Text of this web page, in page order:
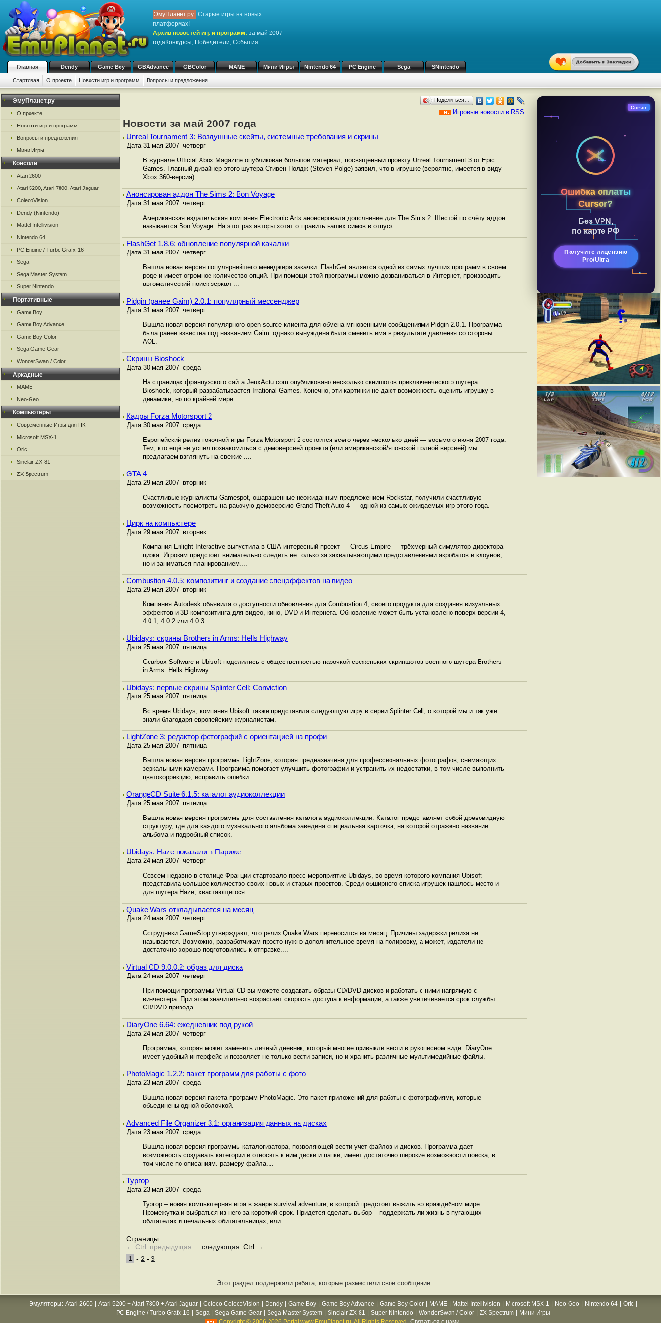
ЭмуПланет.ру: Старые игры на новых
платформах!
Архив новостей игр и программ: за май 2007
годаКонкурсы, Победители, События
Главная Dendy Game Boy GBAdvance GBColor MAME Мини Игры Nintendo 64 PC Engine Sega SNintendo
Стартовая О проекте Новости игр и программ Вопросы и предложения
ЭмуПланет.ру
О проекте
Новости игр и программ
Вопросы и предложения
Мини Игры
Консоли
Atari 2600
Atari 5200, Atari 7800, Atari Jaguar
ColecoVision
Dendy (Nintendo)
Mattel Intellivision
Nintendo 64
PC Engine / Turbo Grafx-16
Sega
Sega Master System
Super Nintendo
Портативные
Game Boy
Game Boy Advance
Game Boy Color
Sega Game Gear
WonderSwan / Color
Аркадные
MAME
Neo-Geo
Компьютеры
Современные Игры для ПК
Microsoft MSX-1
Oric
Sinclair ZX-81
ZX Spectrum
Поделиться…
Игровые новости в RSS
Новости за май 2007 года
Unreal Tournament 3: Воздушные скейты, системные требования и скрины
Дата 31 мая 2007, четверг
В журнале Official Xbox Magazine опубликован большой материал, посвящённый проекту Unreal Tournament 3 от Epic
Games. Главный дизайнер этого шутера Стивен Полдж (Steven Polge) заявил, что в игрушке (вероятно, имеется в виду
Xbox 360-версия) .....
Анонсирован аддон The Sims 2: Bon Voyage
Дата 31 мая 2007, четверг
Американская издательская компания Electronic Arts анонсировала дополнение для The Sims 2. Шестой по счёту аддон
называется Bon Voyage. На этот раз авторы хотят отправить наших симов в отпуск.
FlashGet 1.8.6: обновление популярной качалки
Дата 31 мая 2007, четверг
Вышла новая версия популярнейшего менеджера закачки. FlashGet является одной из самых лучших программ в своем
роде и имеет огромное количество опций. При помощи этой программы можно дозваниваться в Интернет, производить
автоматический поиск зеркал ....
Pidgin (ранее Gaim) 2.0.1: популярный мессенджер
Дата 31 мая 2007, четверг
Вышла новая версия популярного open source клиента для обмена мгновенными сообщениями Pidgin 2.0.1. Программа
была ранее известна под названием Gaim, однако вынуждена была сменить имя в результате давления со стороны
AOL.
Скрины Bioshock
Дата 30 мая 2007, среда
На страницах французского сайта JeuxActu.com опубликовано несколько скнишотов приключенческого шутера
Bioshock, который разрабатывается Irrational Games. Конечно, эти картинки не дают возможность оценить игрушку в
динамике, но по крайней мере .....
Кадры Forza Motorsport 2
Дата 30 мая 2007, среда
Европейский релиз гоночной игры Forza Motorsport 2 состоится всего через несколько дней — восьмого июня 2007 года.
Тем, кто ещё не успел познакомиться с демоверсией проекта (или американской/японской полной версией) мы
предлагаем взглянуть на свежие ....
GTA 4
Дата 29 мая 2007, вторник
Счастливые журналисты Gamespot, ошарашенные неожиданным предложением Rockstar, получили счастливую
возможность посмотреть на рабочую демоверсию Grand Theft Auto 4 — одной из самых ожидаемых игр этого года.
Цирк на компьютере
Дата 29 мая 2007, вторник
Компания Enlight Interactive выпустила в США интересный проект — Circus Empire — трёхмерный симулятор директора
цирка. Игрокам предстоит внимательно следить не только за захватывающими представлениями акробатов и клоунов,
но и заниматься планированием....
Combustion 4.0.5: композитинг и создание спецэффектов на видео
Дата 29 мая 2007, вторник
Компания Autodesk объявила о доступности обновления для Combustion 4, своего продукта для создания визуальных
эффектов и 3D-композитинга для видео, кино, DVD и Интернета. Обновление может быть установлено поверх версии 4,
4.0.1, 4.0.2 или 4.0.3 .....
Ubidays: скрины Brothers in Arms: Hells Highway
Дата 25 мая 2007, пятница
Gearbox Software и Ubisoft поделились с общественностью парочкой свеженьких скриншотов военного шутера Brothers
in Arms: Hells Highway.
Ubidays: первые скрины Splinter Cell: Conviction
Дата 25 мая 2007, пятница
Во время Ubidays, компания Ubisoft также представила следующую игру в серии Splinter Cell, о которой мы и так уже
знали благодаря европейским журналистам.
LightZone 3: редактор фотографий с ориентацией на профи
Дата 25 мая 2007, пятница
Вышла новая версия программы LightZone, которая предназначена для профессиональных фотографов, снимающих
зеркальными камерами. Программа помогает улучшить фотографии и устранить их недостатки, в том числе выполнить
цветокоррекцию, исправить ошибки ....
OrangeCD Suite 6.1.5: каталог аудиоколлекции
Дата 25 мая 2007, пятница
Вышла новая версия программы для составления каталога аудиоколлекции. Каталог представляет собой древовидную
структуру, где для каждого музыкального альбома заведена специальная карточка, на которой отражено название
альбома и подробный список.
Ubidays: Haze показали в Париже
Дата 24 мая 2007, четверг
Совсем недавно в столице Франции стартовало пресс-мероприятие Ubidays, во время которого компания Ubisoft
представила большое количество своих новых и старых проектов. Среди обширного списка игрушек нашлось место и
для шутера Haze, хвастающегося.....
Quake Wars откладывается на месяц
Дата 24 мая 2007, четверг
Сотрудники GameStop утверждают, что релиз Quake Wars переносится на месяц. Причины задержки релиза не
называются. Возможно, разработчикам просто нужно дополнительное время на полировку, а может, издатели не
достаточно хорошо подготовились к отправке....
Virtual CD 9.0.0.2: образ для диска
Дата 24 мая 2007, четверг
При помощи программы Virtual CD вы можете создавать образы CD/DVD дисков и работать с ними напрямую с
винчестера. При этом значительно возрастает скорость доступа к информации, а также увеличивается срок службы
CD/DVD-привода.
DiaryOne 6.64: ежедневник под рукой
Дата 24 мая 2007, четверг
Программа, которая может заменить личный дневник, который многие привыкли вести в рукописном виде. DiaryOne
имеет удобный интерфейс и позволяет не только вести записи, но и хранить различные мультимедийные файлы.
PhotoMagic 1.2.2: пакет программ для работы с фото
Дата 23 мая 2007, среда
Вышла новая версия пакета программ PhotoMagic. Это пакет приложений для работы с фотографиями, которые
объединены одной оболочкой.
Advanced File Organizer 3.1: организация данных на дисках
Дата 23 мая 2007, среда
Вышла новая версия программы-каталогизатора, позволяющей вести учет файлов и дисков. Программа дает
возможность создавать категории и относить к ним диски и папки, имеет достаточно широкие возможности поиска, в
том числе по описаниям, размеру файла....
Тургор
Дата 23 мая 2007, среда
Тургор – новая компьютерная игра в жанре survival adventure, в которой предстоит выжить во враждебном мире
Промежутка и выбраться из него за короткий срок. Придется сделать выбор – поддержать ли жизнь в пугающих
обитателях и печальных обитательницах, или ...
Страницы:
← Ctrl предыдущая
следующая Ctrl →
1
- 2 -3
Этот раздел поддержали ребята, которые разместили свое сообщение:
Ошибка оплаты
Cursor?
Без VPN,
по карте РФ
Получите лицензию
Pro/Ultra
Cursor
Эмуляторы : Atari 2600 Atari 5200 + Atari 7800 + Atari Jaguar Coleco ColecoVision Dendy Game Boy Game Boy Advance Game Boy Color MAME Mattel Intellivision Microsoft MSX-1 Neo-Geo Nintendo 64 Oric
PC Engine / Turbo Grafx-16
Sega Sega Game Gear Sega Master System Sinclair ZX-81 Super Nintendo WonderSwan / Color ZX Spectrum
Мини Игры
Copyright © 2006-2026 Portal www.EmuPlanet.ru. All Rights Reserved. Связаться с нами.